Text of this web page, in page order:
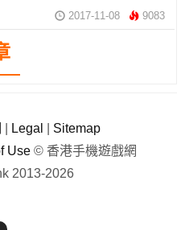
2017-11-08 9083
Legal
Sitemap
Use © 香港手機遊戲網
2013-2026